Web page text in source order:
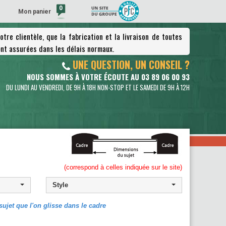
Mon panier 0
(vide)
clientèle, que la fabrication et la livraison de toutes
assurées dans les délais normaux.
UNE QUESTION, UN CONSEIL ?
NOUS SOMMES À VOTRE ÉCOUTE AU 03 89 06 00 93
DU LUNDI AU VENDREDI, DE 9H À 18H NON-STOP ET LE SAMEDI DE 9H À 12H
(correspond à celles indiquée sur le site)
Style
que l'on glisse dans le cadre